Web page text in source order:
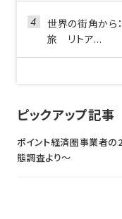
世界の街角から
旅 リトア...
ピックアップ記事
ポイント経済圏事業者
態調査より〜